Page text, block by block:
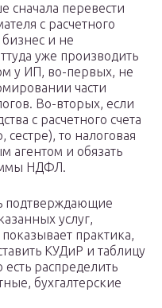
сначала перевести
с расчетного
и не
уже производить
у ИП, во-первых, не
части
Во-вторых, если
с расчетного счета
то налоговая
агентом и обязать
НДФЛ.
подтверждающие
услуг,
практика,
КУДиР и таблицу
есть распределить
бухгалтерские